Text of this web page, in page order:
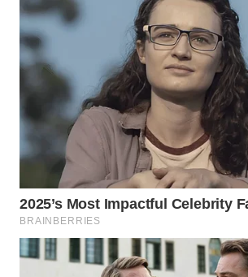
MANDALIKA
LIKUPANG
WN
LABUANBAJO
WN